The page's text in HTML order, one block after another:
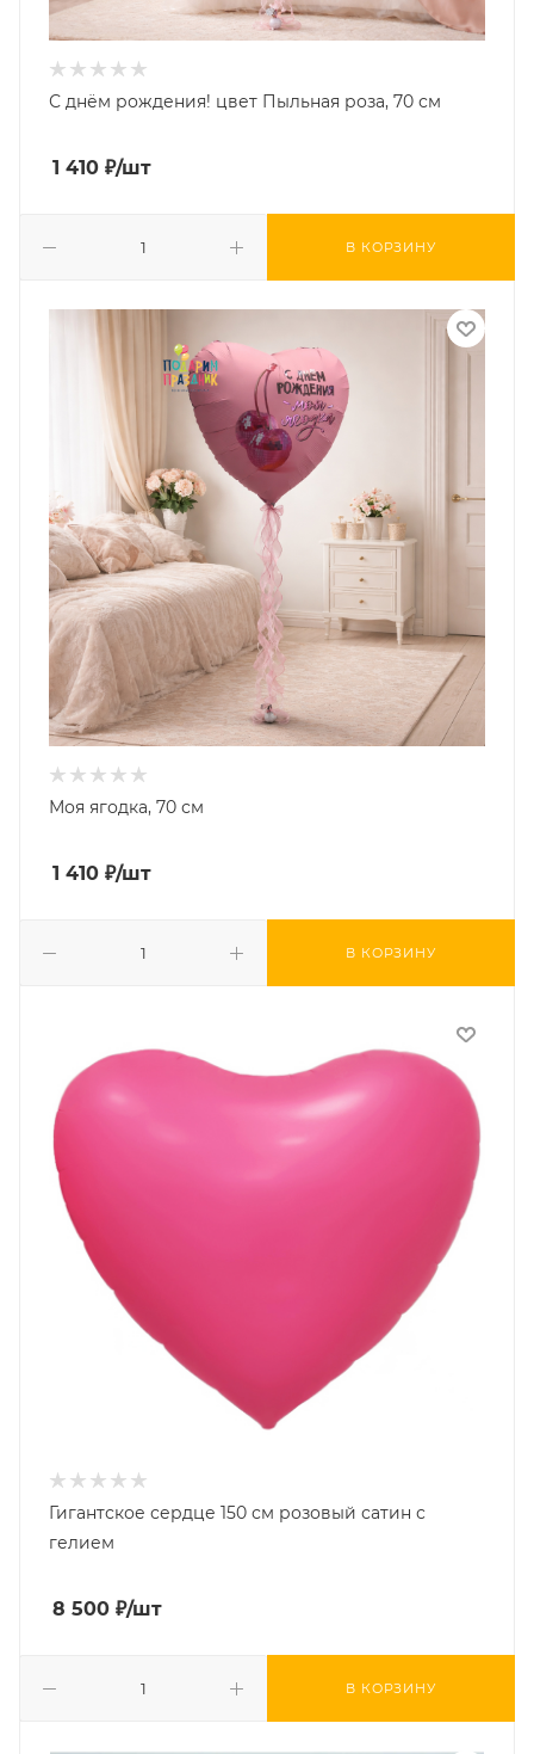
С днём рождения! цвет Пыльная роза, 70 см
1 410 ₽/шт
В КОРЗИНУ
Моя ягодка, 70 см
1 410 ₽/шт
В КОРЗИНУ
Гигантское сердце 150 см розовый сатин с
гелием
8 500 ₽/шт
В КОРЗИНУ